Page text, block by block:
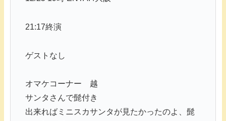
21:17終演
ゲストなし
オマケコーナー 越
サンタさんで髭付き
出来ればミニスカサンタが見たかったのよ、髭